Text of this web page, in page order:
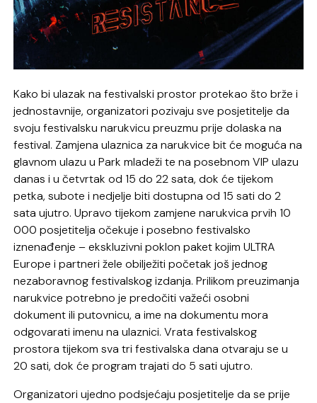
Kako bi ulazak na festivalski prostor protekao što brže i
jednostavnije, organizatori pozivaju sve posjetitelje da
svoju festivalsku narukvicu preuzmu prije dolaska na
festival. Zamjena ulaznica za narukvice bit će moguća na
glavnom ulazu u Park mladeži te na posebnom VIP ulazu
danas i u četvrtak od 15 do 22 sata, dok će tijekom
petka, subote i nedjelje biti dostupna od 15 sati do 2
sata ujutro. Upravo tijekom zamjene narukvica prvih 10
000 posjetitelja očekuje i posebno festivalsko
iznenađenje – ekskluzivni poklon paket kojim ULTRA
Europe i partneri žele obilježiti početak još jednog
nezaboravnog festivalskog izdanja. Prilikom preuzimanja
narukvice potrebno je predočiti važeći osobni
dokument ili putovnicu, a ime na dokumentu mora
odgovarati imenu na ulaznici. Vrata festivalskog
prostora tijekom sva tri festivalska dana otvaraju se u
20 sati, dok će program trajati do 5 sati ujutro.
Organizatori ujedno podsjećaju posjetitelje da se prije